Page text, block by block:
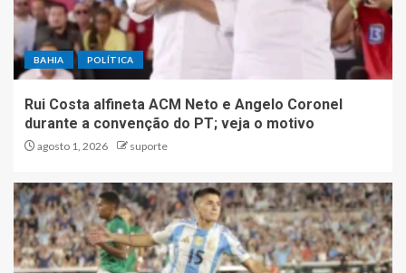
BAHIA POLÍTICA
Rui Costa alfineta ACM Neto e Angelo Coronel
durante a convenção do PT; veja o motivo
agosto 1, 2026 suporte